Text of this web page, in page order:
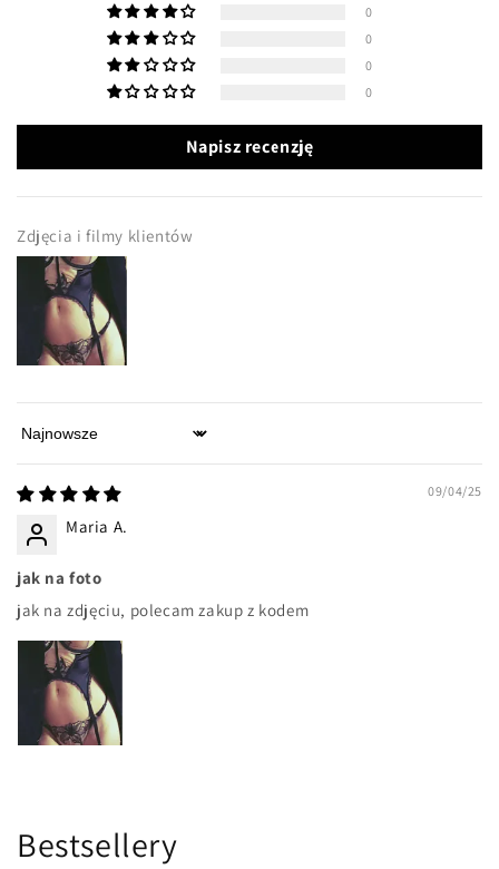
0
0
0
0
Napisz recenzję
Zdjęcia i filmy klientów
Sort by
09/04/25
Maria A.
jak na foto
jak na zdjęciu, polecam zakup z kodem
Bestsellery